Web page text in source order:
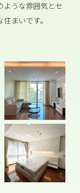
ような雰囲気とセ
まいです。